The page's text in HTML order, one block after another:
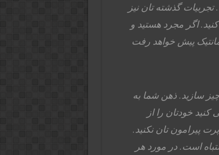
گذشته تان نیز
اگر مجرد هستید و
پیش خواهد رفت
سازید. ذهن شما به
خودتان را از
پیرامون تان نکنید.
است. در مورد هر